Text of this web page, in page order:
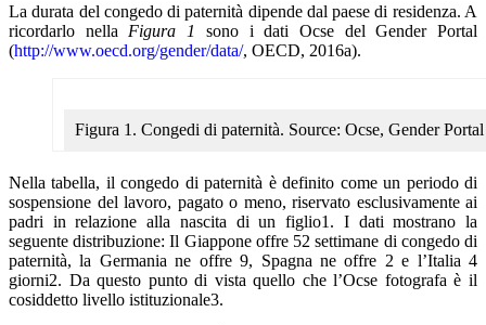
La durata del congedo di paternità dipende dal paese di residenza. A
ricordarlo nella Figura 1
sono i dati Ocse del Gender Portal
(http://www.oecd.org/gender/data/, OECD, 2016a).
Figura 1. Congedi di paternità. Source: Ocse, Gender Portal
Nella tabella, il congedo di paternità è definito come un periodo di
sospensione del lavoro, pagato o meno, riservato esclusivamente ai
padri in relazione alla nascita di un figlio1. I dati mostrano la
seguente distribuzione: Il Giappone offre 52 settimane di congedo di
paternità, la Germania ne offre 9, Spagna ne offre 2 e l’Italia 4
giorni2. Da questo punto di vista quello che l’Ocse fotografa è il
cosiddetto livello istituzionale3.